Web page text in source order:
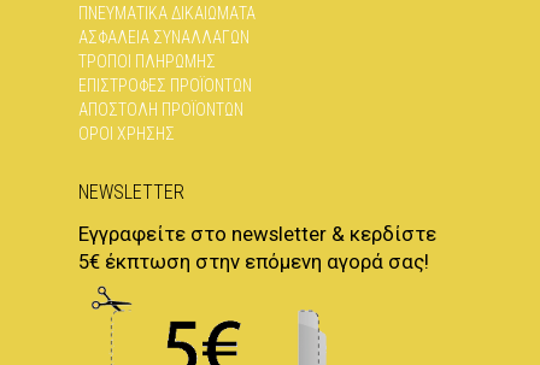
ΠΝΕΥΜΑΤΙΚΆ ΔΙΚΑΙΏΜΑΤΑ
ΑΣΦΆΛΕΙΑ ΣΥΝΑΛΛΑΓΏΝ
ΤΡΌΠΟΙ ΠΛΗΡΩΜΉΣ
ΕΠΙΣΤΡΟΦΈΣ ΠΡΟΪΌΝΤΩΝ
ΑΠΟΣΤΟΛΉ ΠΡΟΪΌΝΤΩΝ
ΌΡΟΙ ΧΡΉΣΗΣ
NEWSLETTER
Εγγραφείτε στο newsletter & κερδίστε
5€ έκπτωση στην επόμενη αγορά σας!